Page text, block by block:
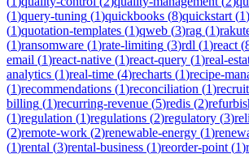
(1)query-tuning (1)quickbooks (8)quickstart (1)
(1)quotation-templates (1)qweb (3)rag (1)
(1)ransomware (1)rate-limiting (3)rdl (1)react (
email (1)react-native (1)react-query (1)real-
analytics (1)real-time (4)recharts (1)recipe-
(1)recommendations (1)reconciliation (1)
billing (1)recurring-revenue (5)redis (2)
(1)regulation (1)regulations (2)regulatory (3)
(2)remote-work (2)renewable-energy (1)
(1)rental (3)rental-business (1)reorder-point (1)